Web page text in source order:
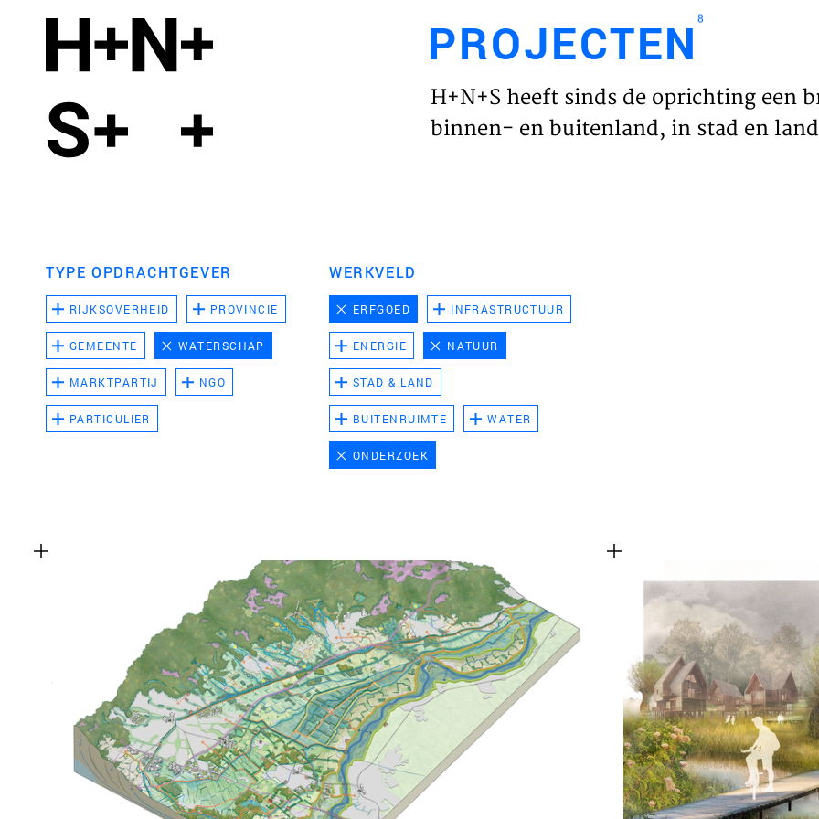
HOME
PROJECTEN8
H+N+S heeft sinds de oprichting een
binnen- en buitenland, in stad en
TYPE OPDRACHTGEVER
RIJKSOVERHEID PROVINCIE
GEMEENTE WATERSCHAP
MARKTPARTIJ NGO
PARTICULIER
WERKVELD
ERFGOED INFRASTRUCTUUR
ENERGIE NATUUR
STAD & LAND
BUITENRUIMTE WATER
ONDERZOEK